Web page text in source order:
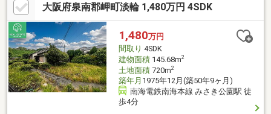
大阪府泉南郡岬町淡輪 1,480万円 4SDK
1,480万円
間取り 4SDK
建物面積145.68m2
土地面積720m2
築年月 1975年12月(築50年9ヶ月)
南海電鉄南海本線 みさき公園駅 徒
歩4分